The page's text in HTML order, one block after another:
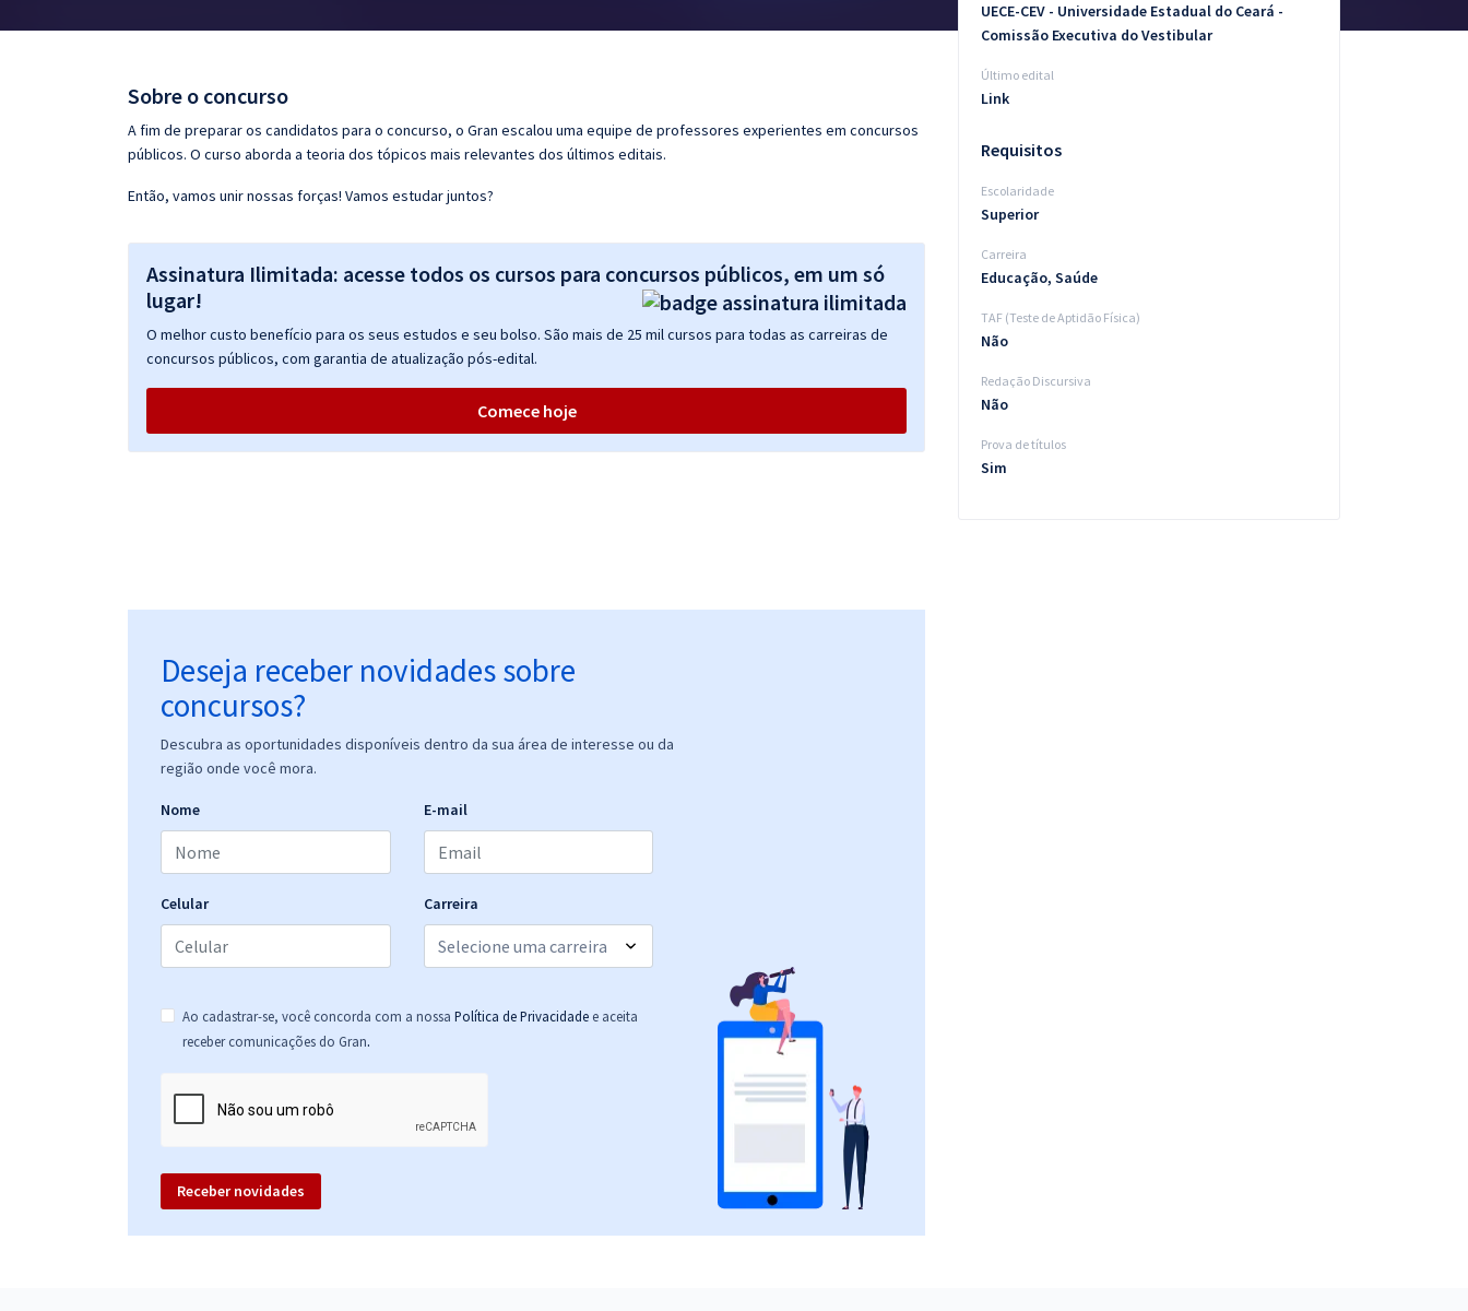
Conteúdo gratuito
Sobre o concurso
A fim de preparar os candidatos para o concurso, o Gran escalou uma equipe de professores experientes em concursos
públicos. O curso aborda a teoria dos tópicos mais relevantes dos últimos editais.
Então, vamos unir nossas forças! Vamos estudar juntos?
Assinatura Ilimitada: acesse todos os cursos para concursos públicos, em um só
lugar!
O melhor custo benefício para os seus estudos e seu bolso. São mais de 25 mil cursos para todas as carreiras de
concursos públicos, com garantia de atualização pós-edital.
Comece hoje
Deseja receber novidades sobre
concursos?
Descubra as oportunidades disponíveis dentro da sua área de interesse ou da
região onde você mora.
Nome E-mail
Celular Carreira
Ao cadastrar-se, você concorda com a nossa Política de Privacidade e aceita
receber comunicações do Gran.
Receber novidades
UECE-CEV - Universidade Estadual do Ceará -
Comissão Executiva do Vestibular
Último edital
Link
Requisitos
Escolaridade
Superior
Carreira
Educação, Saúde
TAF (Teste de Aptidão Física)
Não
Redação Discursiva
Não
Prova de títulos
Sim